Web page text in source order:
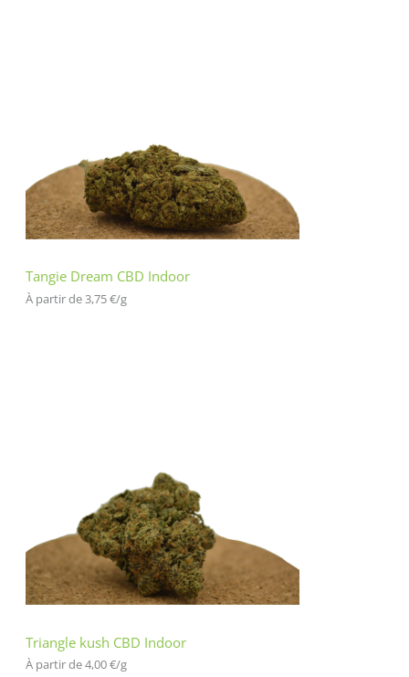
Tangie Dream CBD Indoor
À partir de 3,75€/g
Triangle kush CBD Indoor
À partir de 4,00€/g